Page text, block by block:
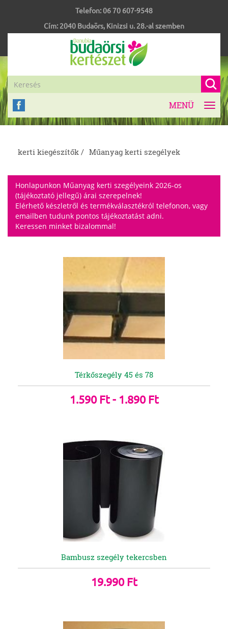
Telefon:06 70 607-9548
Cím: 2040 Budaörs, Kinizsi u. 28.-al szemben
MENÜ
kerti kiegészítők / Műanyag kerti szegélyek
Honlapunkon Műanyag kerti szegélyeink 2026-os
(tájékoztató jellegű) árai szerepelnek!
Elérhető készletről és termékválasztékról telefonon, vagy
emailben tudunk pontos tájékoztatást adni.
Keressen minket bizalommal!
Térkőszegély 45 és 78
1.590 Ft - 1.890 Ft
Bambusz szegély tekercsben
19.990 Ft